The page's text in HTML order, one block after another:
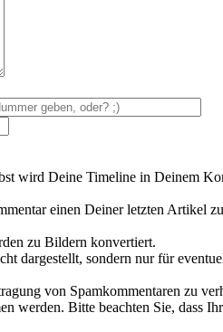
wird Deine Timeline in Deinem
einen Deiner letzten Artikel
zu Bildern konvertiert.
dargestellt, sondern nur für
von Spamkommentaren zu
werden. Bitte beachten Sie, dass